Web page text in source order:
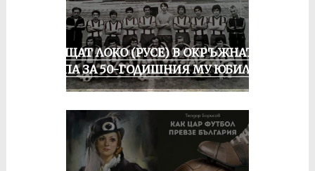
ПРАЩАТ ЛОКО (РУСЕ) В ОКРЪЖНАТА
ГРУПА ЗА 50-ГОДИШНИЯ МУ ЮБИЛЕЙ